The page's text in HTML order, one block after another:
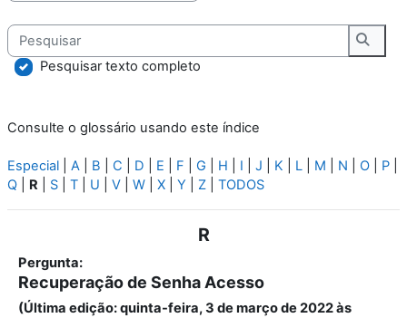
Pesquisar
Pesquisar texto completo
Consulte o glossário usando este índice
Especial A B C D E F G H I J K L M N O P
Q
R S T U V W X Y Z TODOS
R
Pergunta:
Recuperação de Senha Acesso
(Última edição: quinta-feira, 3 de março de 2022 às